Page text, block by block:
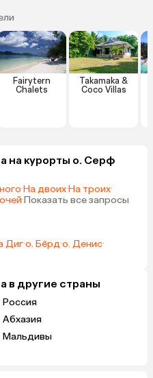
Fairytern
Chalets
Takamaka &
Coco Villas
на курорты о. Серф
·На двоих·На троих·
·Показать все запросы
Диг·о. Бёрд·о. Денис·
в другие страны
Россия
Абхазия
Мальдивы